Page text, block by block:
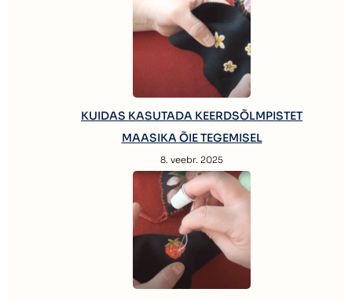
KUIDAS KASUTADA KEERDSÕLMPISTET
MAASIKA ÕIE TEGEMISEL
8. veebr. 2025